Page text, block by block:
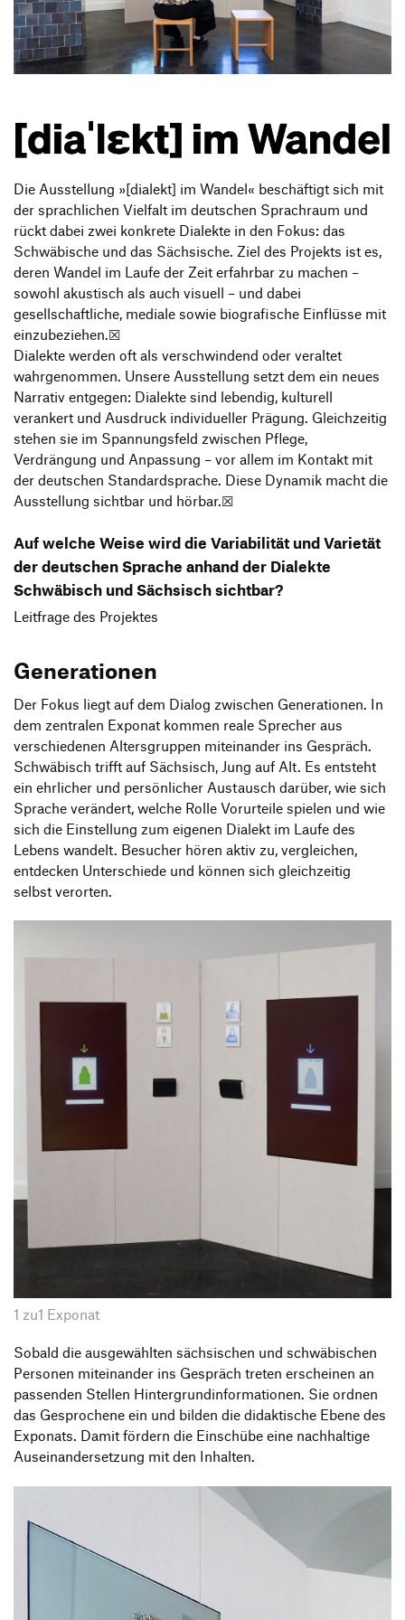
Transfer und Kooperation
Produktgestaltung B.A.
Strategische Gestaltung M.A.
Die Ausstellung »[dialekt] im Wandel« beschäftigt sich mit
der sprachlichen Vielfalt im deutschen Sprachraum und
rückt dabei zwei konkrete Dialekte in den Fokus: das
Schwäbische und das Sächsische. Ziel des Projekts ist es,
deren Wandel im Laufe der Zeit erfahrbar zu machen –
sowohl akustisch als auch visuell – und dabei
gesellschaftliche, mediale sowie biografische Einflüsse mit
einzubeziehen.☒
Dialekte werden oft als verschwindend oder veraltet
wahrgenommen. Unsere Ausstellung setzt dem ein neues
Narrativ entgegen: Dialekte sind lebendig, kulturell
verankert und Ausdruck individueller Prägung. Gleichzeitig
stehen sie im Spannungsfeld zwischen Pflege,
Verdrängung und Anpassung – vor allem im Kontakt mit
der deutschen Standardsprache. Diese Dynamik macht die
Ausstellung sichtbar und hörbar.☒
Auf welche Weise wird die Variabilität und Varietät
der deutschen Sprache anhand der Dialekte
Schwäbisch und Sächsisch sichtbar?
Leitfrage des Projektes
Generationen
Der Fokus liegt auf dem Dialog zwischen Generationen. In
dem zentralen Exponat kommen reale Sprecher aus
verschiedenen Altersgruppen miteinander ins Gespräch.
Schwäbisch trifft auf Sächsisch, Jung auf Alt. Es entsteht
ein ehrlicher und persönlicher Austausch darüber, wie sich
Sprache verändert, welche Rolle Vorurteile spielen und wie
sich die Einstellung zum eigenen Dialekt im Laufe des
Lebens wandelt. Besucher hören aktiv zu, vergleichen,
entdecken Unterschiede und können sich gleichzeitig
selbst verorten.
1 zu1 Exponat
Sobald die ausgewählten sächsischen und schwäbischen
Personen miteinander ins Gespräch treten erscheinen an
passenden Stellen Hintergrundinformationen. Sie ordnen
das Gesprochene ein und bilden die didaktische Ebene des
Exponats. Damit fördern die Einschübe eine nachhaltige
Auseinandersetzung mit den Inhalten.